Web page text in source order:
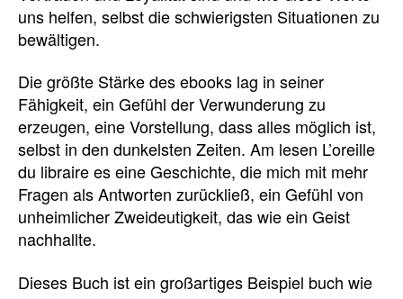
uns helfen, selbst die schwierigsten Situationen zu
bewältigen.
Die größte Stärke des ebooks lag in seiner
Fähigkeit, ein Gefühl der Verwunderung zu
erzeugen, eine Vorstellung, dass alles möglich ist,
selbst in den dunkelsten Zeiten. Am lesen L’oreille
du libraire es eine Geschichte, die mich mit mehr
Fragen als Antworten zurückließ, ein Gefühl von
unheimlicher Zweideutigkeit, das wie ein Geist
nachhallte.
Dieses Buch ist ein großartiges Beispiel buch wie